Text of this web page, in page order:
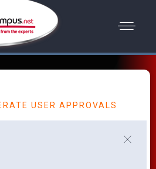
USER APPROVALS